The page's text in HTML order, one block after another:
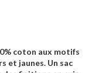
coton aux motifs
et jaunes. Un sac